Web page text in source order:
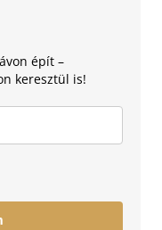
épít –
keresztül is!